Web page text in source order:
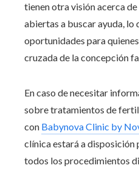
tienen otra visión acerca
abiertas a buscar ayuda, lo
oportunidades para
cruzada de la concepción
En caso de necesitar
sobre tratamientos de
con Babynova Clinic by
clínica estará a disposición
todos los procedimientos